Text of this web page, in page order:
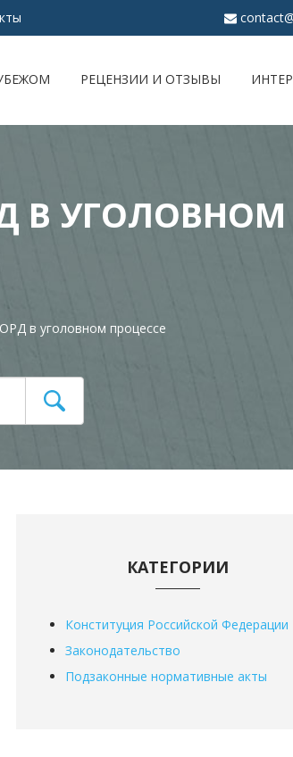
РЕЦЕНЗИИ И ОТЗЫВЫ
В УГОЛОВНОМ
в уголовном процессе
КАТЕГОРИИ
Конституция Российской Федерации
Законодательство
Подзаконные нормативные акты